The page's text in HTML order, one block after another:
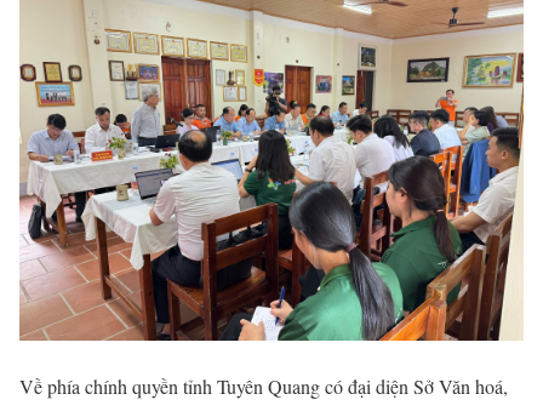
Về phía chính quyền tỉnh Tuyên Quang có đại diện Sở Văn hoá,